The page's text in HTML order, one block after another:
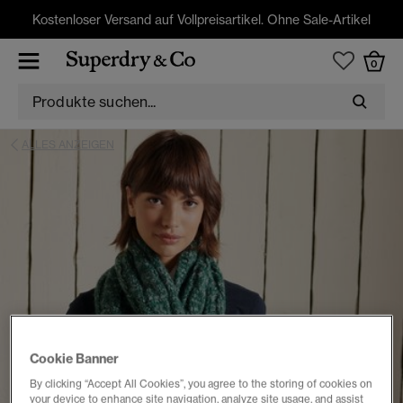
Kostenloser Versand auf Vollpreisartikel. Ohne Sale-Artikel
0
ALLES ANZEIGEN
Cookie Banner
By clicking “Accept All Cookies”, you agree to the storing of cookies on
your device to enhance site navigation, analyze site usage, and assist